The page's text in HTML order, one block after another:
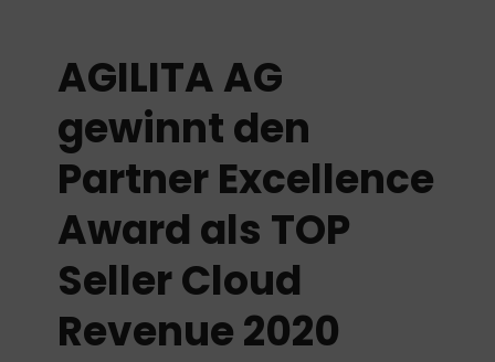
AGILITA AG
gewinnt den
Partner Excellence
Award als TOP
Seller Cloud
Revenue 2020